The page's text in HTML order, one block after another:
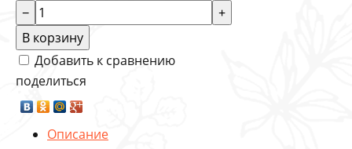
−
+
В корзину
Добавить к сравнению
поделиться
Описание